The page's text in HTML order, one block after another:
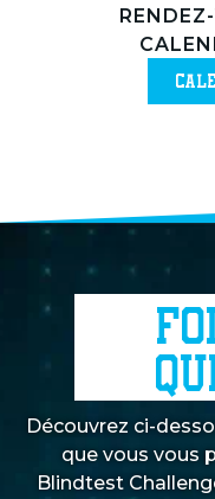
Découvrez ci-
que vous vous
Blindtest